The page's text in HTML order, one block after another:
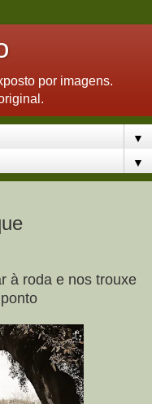
por imagens.
▼
▼
à roda e nos trouxe